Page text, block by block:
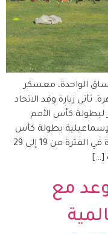
الواحدة، معسكر
زيارة وفد الاتحاد
كأس الأمم
بطولة كأس
الأمم الأفريقية لكرة القدم للساق الواحدة في الفترة من 19 إلى 29
[…]
مع